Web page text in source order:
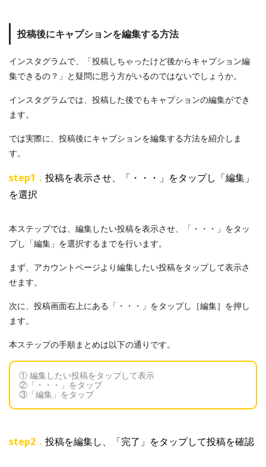
投稿後にキャプションを編集する方法
インスタグラムで、「投稿しちゃったけど後からキャプション編
集できるの？」と疑問に思う方がいるのではないでしょうか。
インスタグラムでは、投稿した後でもキャプションの編集ができ
ます。
では実際に、投稿後にキャプションを編集する方法を紹介しま
す。
step1． 投稿を表示させ、「・・・」をタップし「編集」
を選択
本ステップでは、編集したい投稿を表示させ、「・・・」をタッ
プし「編集」を選択するまでを行います。
まず、アカウントページより編集したい投稿をタップして表示さ
せます。
次に、投稿画面右上にある「・・・」をタップし［編集］を押し
ます。
本ステップの手順まとめは以下の通りです。
① 編集したい投稿をタップして表示
②「・・・」をタップ
③「編集」をタップ
step2． 投稿を編集し、「完了」をタップして投稿を確認